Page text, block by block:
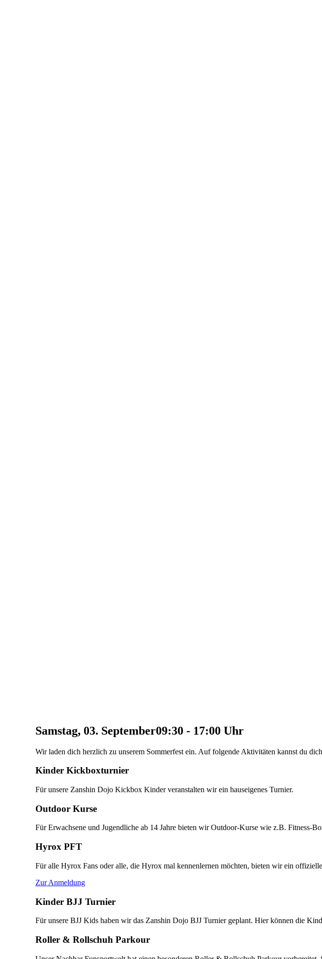
Samstag, 03. September09:30 - 17:00 Uhr
Wir laden dich herzlich zu unserem Sommerfest ein. Auf folgende Aktivitäten kannst du
Kinder Kickboxturnier
Für unsere Zanshin Dojo Kickbox Kinder veranstalten wir ein hauseigenes Turnier.
Outdoor Kurse
Für Erwachsene und Jugendliche ab 14 Jahre bieten wir Outdoor-Kurse wie z.B. Fitness-
Hyrox PFT
Für alle Hyrox Fans oder alle, die Hyrox mal kennenlernen möchten, bieten wir ein
Zur Anmeldung
Kinder BJJ Turnier
Für unsere BJJ Kids haben wir das Zanshin Dojo BJJ Turnier geplant. Hier können die
Roller & Rollschuh Parkour